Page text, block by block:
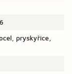
pryskyřice,